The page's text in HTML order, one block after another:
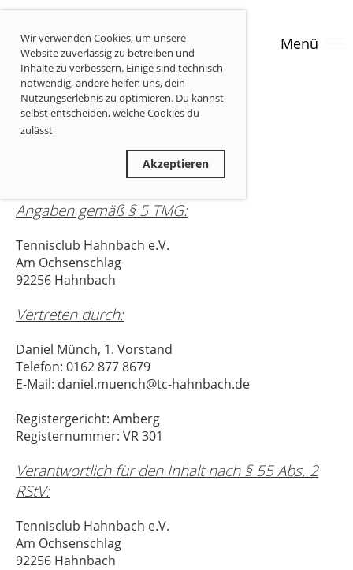
Wir verwenden Cookies, um unsere
Website zuverlässig zu betreiben und
Inhalte zu verbessern. Einige sind technisch
notwendig, andere helfen uns, dein
Nutzungserlebnis zu optimieren. Du kannst
selbst entscheiden, welche Cookies du
zulässt
Akzeptieren
Menü
Impressum
Angaben gemäß § 5 TMG:
Tennisclub Hahnbach e.V.
Am Ochsenschlag
92256 Hahnbach
Vertreten durch:
Daniel Münch, 1. Vorstand
Telefon: 0162 877 8679
E-Mail: daniel.muench@tc-hahnbach.de
Registergericht: Amberg
Registernummer: VR 301
Verantwortlich für den Inhalt nach § 55 Abs. 2
RStV:
Tennisclub Hahnbach e.V.
Am Ochsenschlag
92256 Hahnbach